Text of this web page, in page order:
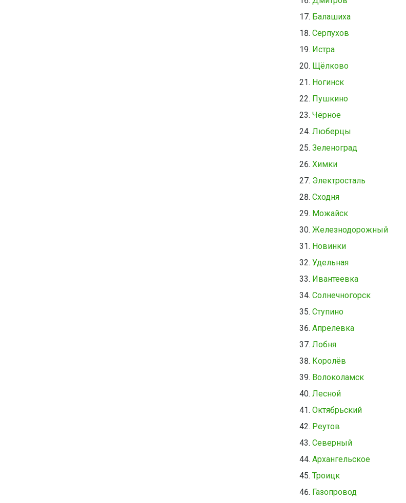
Балашиха
Серпухов
Истра
Щёлково
Ногинск
Пушкино
Чёрное
Люберцы
Зеленоград
Химки
Электросталь
Сходня
Можайск
Железнодорожный
Новинки
Удельная
Ивантеевка
Солнечногорск
Ступино
Апрелевка
Лобня
Королёв
Волоколамск
Лесной
Октябрьский
Реутов
Северный
Архангельское
Троицк
Газопровод